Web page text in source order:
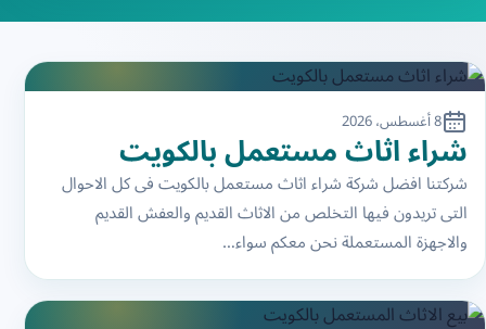
8 أغسطس، 2026
شراء اثاث مستعمل بالكويت
شركتنا افضل شركة شراء اثاث مستعمل بالكويت فى كل الاحوال
التى تريدون فيها التخلص من الاثاث القديم والعفش القديم
والاجهزة المستعملة نحن معكم سواء…